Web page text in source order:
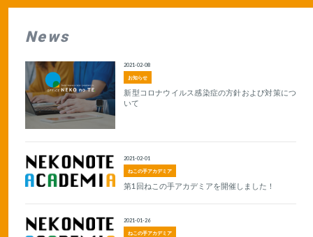
News
お知らせ
2021-02-08
新型コロナウイルス感染症の方針および対策につ
いて
ねこの手アカデミア
2021-02-01
第1回ねこの手アカデミアを開催しました！
ねこの手アカデミア
2021-01-26